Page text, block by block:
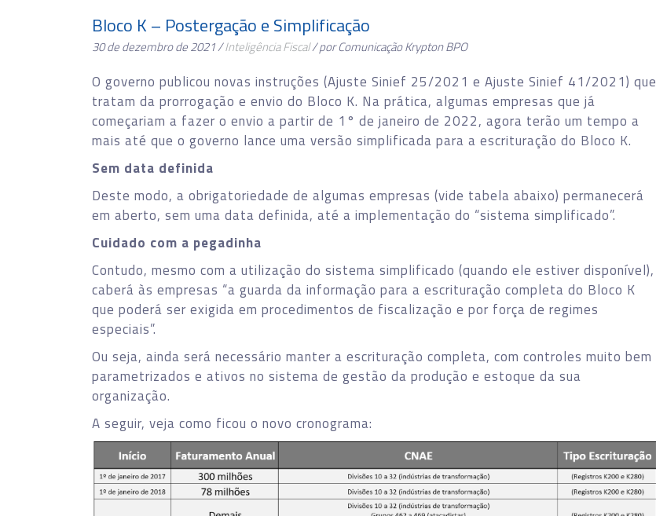
Bloco K – Postergação e Simplificação
30 de dezembro de 2021 /Inteligência Fiscal/ por Comunicação Krypton BPO
O governo publicou novas instruções (Ajuste Sinief 25/2021 e Ajuste Sinief 41/2021) que
tratam da prorrogação e envio do Bloco K. Na prática, algumas empresas que já
começariam a fazer o envio a partir de 1° de janeiro de 2022, agora terão um tempo a
mais até que o governo lance uma versão simplificada para a escrituração do Bloco K.
Sem data definida
Deste modo, a obrigatoriedade de algumas empresas (vide tabela abaixo) permanecerá
em aberto, sem uma data definida, até a implementação do “sistema simplificado”.
Cuidado com a pegadinha
Contudo, mesmo com a utilização do sistema simplificado (quando ele estiver disponível),
caberá às empresas “a guarda da informação para a escrituração completa do Bloco K
que poderá ser exigida em procedimentos de fiscalização e por força de regimes
especiais”.
Ou seja, ainda será necessário manter a escrituração completa, com controles muito bem
parametrizados e ativos no sistema de gestão da produção e estoque da sua
organização.
A seguir, veja como ficou o novo cronograma: